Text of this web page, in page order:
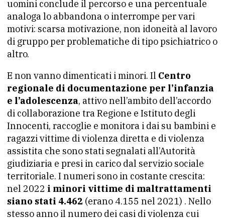
uomini conclude il percorso e una percentuale
analoga lo abbandona o interrompe per vari
motivi: scarsa motivazione, non idoneità al lavoro
di gruppo per problematiche di tipo psichiatrico o
altro.
E non vanno dimenticati i minori. Il Centro
regionale di documentazione per l’infanzia
e l’adolescenza, attivo nell’ambito dell’accordo
di collaborazione tra Regione e Istituto degli
Innocenti, raccoglie e monitora i dai su bambini e
ragazzi vittime di violenza diretta e di violenza
assistita che sono stati segnalati all’Autorità
giudiziaria e presi in carico dal servizio sociale
territoriale. I numeri sono in costante crescita:
nel 2022 i minori vittime di maltrattamenti
siano stati 4.462 (erano 4.155 nel 2021) . Nello
stesso anno il numero dei casi di violenza cui